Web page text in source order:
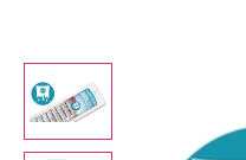
Bildergalerie überspringen